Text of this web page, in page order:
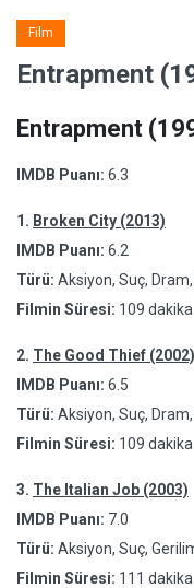
Film
Entrapment
Entrapment
IMDB Puanı: 6.3
1. Broken City (2013)
IMDB Puanı: 6.2
Türü: Aksiyon, Suç,
Filmin Süresi: 109 dakika
2. The Good Thief (2002)
IMDB Puanı: 6.5
Türü: Aksiyon, Suç,
Filmin Süresi: 109 dakika
3. The Italian Job (2003)
IMDB Puanı: 7.0
Türü: Aksiyon, Suç,
Filmin Süresi: 111 dakika